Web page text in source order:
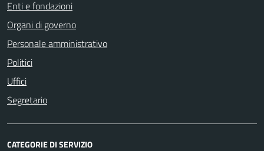
Enti e fondazioni
Organi di governo
Personale amministrativo
Politici
Uffici
Segretario
CATEGORIE DI SERVIZIO